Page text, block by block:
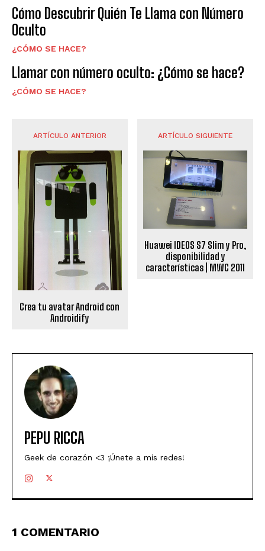
Cómo Descubrir Quién Te Llama con Número
Oculto
¿CÓMO SE HACE?
Llamar con número oculto: ¿Cómo se hace?
¿CÓMO SE HACE?
ARTÍCULO ANTERIOR
Crea tu avatar Android con
Androidify
ARTÍCULO SIGUIENTE
Huawei IDEOS S7 Slim y Pro,
disponibilidad y
características | MWC 2011
PEPU RICCA
Geek de corazón <3 ¡Únete a mis redes!
1 COMENTARIO